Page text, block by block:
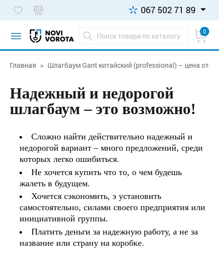
067 502 71 89
0
Главная Шлагбаум Gant китайский (professional) – цена
Надежный и недорогой
шлагбаум – это возможно!
Сложно найти действительно надежный и
недорогой вариант – много предложений, среди
которых легко ошибиться.
Не хочется купить что то, о чем будешь
жалеть в будущем.
Хочется сэкономить, э установить
самостоятельно, силами своего предприятия или
инициативной группы.
Платить деньги за надежную работу, а не за
название или страну на коробке.